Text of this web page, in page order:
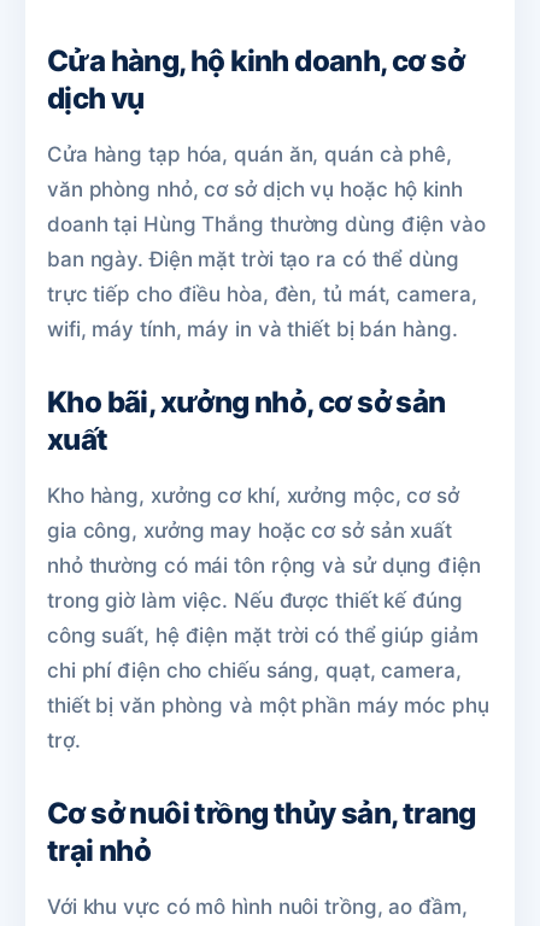
Cửa hàng, hộ kinh doanh, cơ sở
dịch vụ
Cửa hàng tạp hóa, quán ăn, quán cà phê,
văn phòng nhỏ, cơ sở dịch vụ hoặc hộ kinh
doanh tại Hùng Thắng thường dùng điện vào
ban ngày. Điện mặt trời tạo ra có thể dùng
trực tiếp cho điều hòa, đèn, tủ mát, camera,
wifi, máy tính, máy in và thiết bị bán hàng.
Kho bãi, xưởng nhỏ, cơ sở sản
xuất
Kho hàng, xưởng cơ khí, xưởng mộc, cơ sở
gia công, xưởng may hoặc cơ sở sản xuất
nhỏ thường có mái tôn rộng và sử dụng điện
trong giờ làm việc. Nếu được thiết kế đúng
công suất, hệ điện mặt trời có thể giúp giảm
chi phí điện cho chiếu sáng, quạt, camera,
thiết bị văn phòng và một phần máy móc phụ
trợ.
Cơ sở nuôi trồng thủy sản, trang
trại nhỏ
Với khu vực có mô hình nuôi trồng, ao đầm,